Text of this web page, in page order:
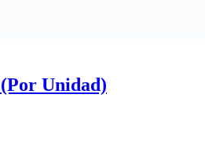
Unidad)